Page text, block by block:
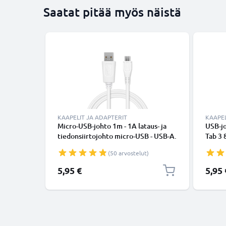
Saatat pitää myös näistä
KAAPELIT JA ADAPTERIT
Micro-USB-johto 1m - 1A lataus- ja
tiedonsiirtojohto micro-USB - USB-A.
(50 arvostelut)
5,95 €
USB-
Tab 3
5,95